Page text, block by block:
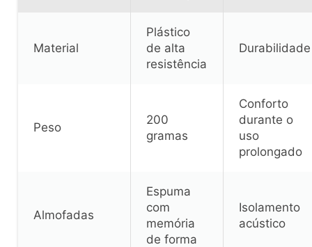
Material
Plástico
de alta
resistência
Durabilidade
Peso
200
gramas
Conforto
durante o
uso
prolongado
Almofadas
Espuma
com
memória
de forma
Isolamento
acústico